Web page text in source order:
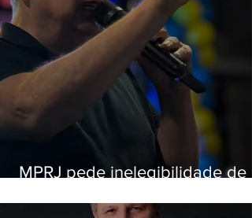
MPRJ pede inelegibilidade de